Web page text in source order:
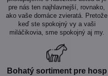
pre nás ten najhlavnejší, rovnako,
ako vaše domáce zvieratá. Pretože
keď ste spokojný vy a vaši
miláčikovia, sme spokojný aj my.
Bohatý sortiment pre hosp​